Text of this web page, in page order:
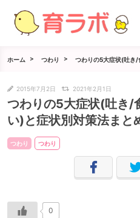
ホーム つわり つわりの5大症状(吐き/
2015年7月2日 2021年2月1日
つわりの5大症状(吐き/
い)と症状別対策法まと
つわり つわり
0